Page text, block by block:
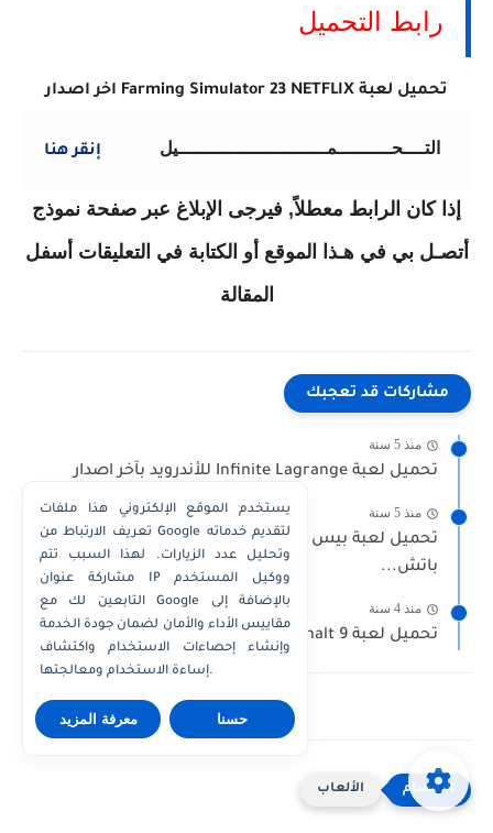
رابط التحميل
تحميل لعبة Farming Simulator 23 NETFLIX اخر اصدار
التــــحــــــــــمـــــــــــــــــــــــــــيل إنقر هنا
إذا كان الرابط معطلاً, فيرجى الإبلاغ عبر صفحة نموذج
أتصـل بي في هـذا الموقع أو الكتابة في التعليقات أسفل
المقالة
مشاركات قد تعجبك
منذ 5 سنة
تحميل لعبة Infinite Lagrange للأندرويد بآخر اصدار
منذ 5 سنة
تحميل لعبة بيس 2021 مع باتش دوري ابطال اوروبا
باتش...
منذ 4 سنة
تحميل لعبة Asphalt 9 مهكرة للاندرويد اخر اصدار
الألعاب
يستخدم الموقع الإلكتروني هذا ملفات
تعريف الارتباط من Google لتقديم خدماته
وتحليل عدد الزيارات. لهذا السبب تتم
مشاركة عنوان IP ووكيل المستخدم
التابعين لك مع Google بالإضافة إلى
مقاييس الأداء والأمان لضمان جودة الخدمة
وإنشاء إحصاءات الاستخدام واكتشاف
إساءة الاستخدام ومعالجتها.
معرفة المزيد حسنا